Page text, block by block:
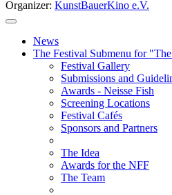
Organizer: KunstBauerKino e.V.
News
The Festival Submenu for
Festival Gallery
Submissions and
Awards - Neisse Fish
Screening Locations
Festival Cafés
Sponsors and Partners
The Idea
Awards for the NFF
The Team